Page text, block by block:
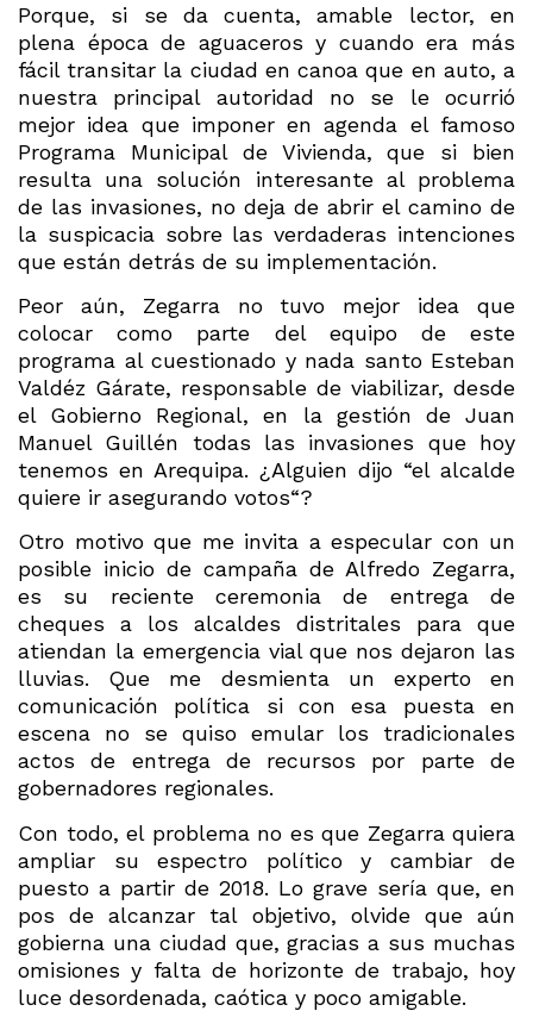
Porque, si se da cuenta, amable lector, en
plena época de aguaceros y cuando era más
fácil transitar la ciudad en canoa que en auto, a
nuestra principal autoridad no se le ocurrió
mejor idea que imponer en agenda el famoso
Programa Municipal de Vivienda, que si bien
resulta una solución interesante al problema
de las invasiones, no deja de abrir el camino de
la suspicacia sobre las verdaderas intenciones
que están detrás de su implementación.
Peor aún, Zegarra no tuvo mejor idea que
colocar como parte del equipo de este
programa al cuestionado y nada santo Esteban
Valdéz Gárate, responsable de viabilizar, desde
el Gobierno Regional, en la gestión de Juan
Manuel Guillén todas las invasiones que hoy
tenemos en Arequipa. ¿Alguien dijo “el alcalde
quiere ir asegurando votos“?
Otro motivo que me invita a especular con un
posible inicio de campaña de Alfredo Zegarra,
es su reciente ceremonia de entrega de
cheques a los alcaldes distritales para que
atiendan la emergencia vial que nos dejaron las
lluvias. Que me desmienta un experto en
comunicación política si con esa puesta en
escena no se quiso emular los tradicionales
actos de entrega de recursos por parte de
gobernadores regionales.
Con todo, el problema no es que Zegarra quiera
ampliar su espectro político y cambiar de
puesto a partir de 2018. Lo grave sería que, en
pos de alcanzar tal objetivo, olvide que aún
gobierna una ciudad que, gracias a sus muchas
omisiones y falta de horizonte de trabajo, hoy
luce desordenada, caótica y poco amigable.